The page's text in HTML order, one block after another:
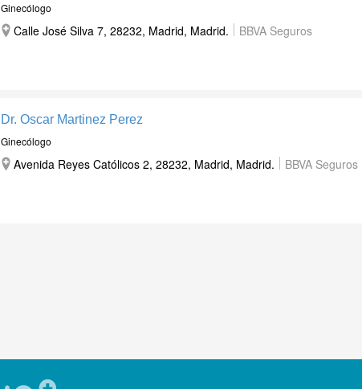
Ginecólogo
Calle José Silva 7, 28232, Madrid, Madrid. BBVA Seguros
Dr. Oscar Martinez Perez
Ginecólogo
Avenida Reyes Católicos 2, 28232, Madrid, Madrid. BBVA Seguros